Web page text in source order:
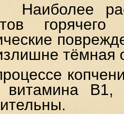
тёмная
В1,